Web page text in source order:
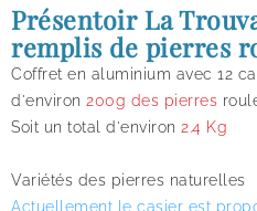
Présentoir La
remplis de pierres
Coffret en aluminium avec 12
d'environ 200g des pierres
Soit un total d'environ 2.4 Kg
Variétés des pierres naturelles
Actuellement le casier est